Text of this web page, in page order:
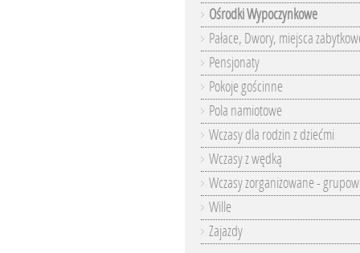
Ośrodki Wypoczynkowe
Pałace, Dwory, miejsca
Pensjonaty
Pokoje gościnne
Pola namiotowe
Wczasy dla rodzin z dziećmi
Wczasy z wędką
Wczasy zorganizowane -
Wille
Zajazdy